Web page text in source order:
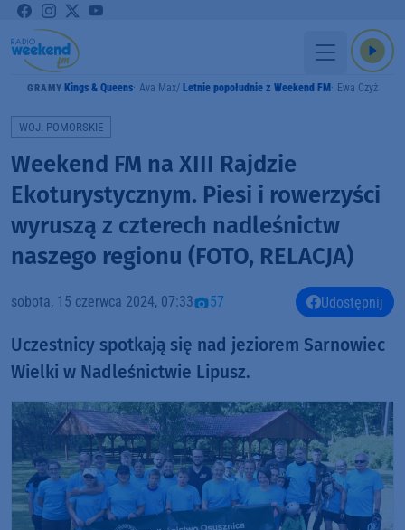
GRAMY Kings & Queens Ava Max Letnie popołudnie z Weekend FM Ewa Czyż
WOJ. POMORSKIE
Weekend FM na XIII Rajdzie
Ekoturystycznym. Piesi i rowerzyści
wyruszą z czterech nadleśnictw
naszego regionu (FOTO, RELACJA)
sobota, 15 czerwca 2024, 07:33 57 Udostępnij
Uczestnicy spotkają się nad jeziorem Sarnowiec
Wielki w Nadleśnictwie Lipusz.